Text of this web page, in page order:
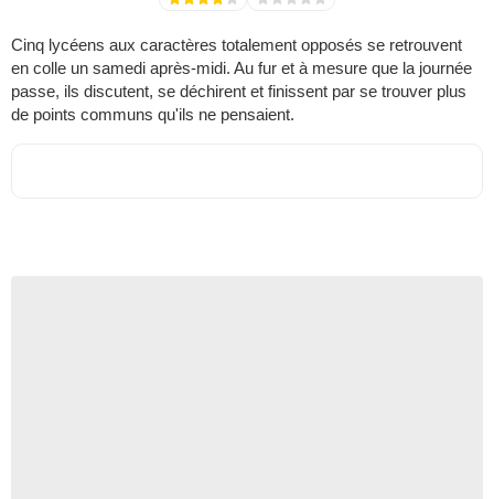
Cinq lycéens aux caractères totalement opposés se retrouvent
en colle un samedi après-midi. Au fur et à mesure que la journée
passe, ils discutent, se déchirent et finissent par se trouver plus
de points communs qu'ils ne pensaient.